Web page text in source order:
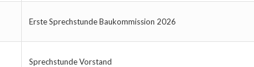
Erste Sprechstunde Baukommission 2026
Sprechstunde Vorstand